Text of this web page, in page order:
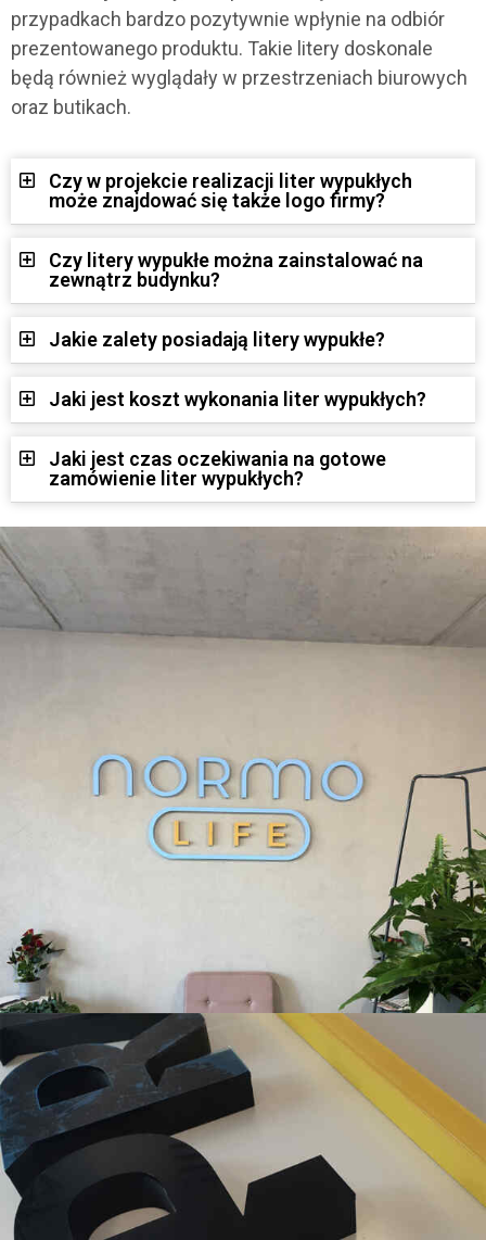
przypadkach bardzo pozytywnie wpłynie na odbiór
prezentowanego produktu. Takie litery doskonale
będą również wyglądały w przestrzeniach biurowych
oraz butikach.
Czy w projekcie realizacji liter wypukłych
może znajdować się także logo firmy?
Czy litery wypukłe można zainstalować na
zewnątrz budynku?
Jakie zalety posiadają litery wypukłe?
Jaki jest koszt wykonania liter wypukłych?
Jaki jest czas oczekiwania na gotowe
zamówienie liter wypukłych?